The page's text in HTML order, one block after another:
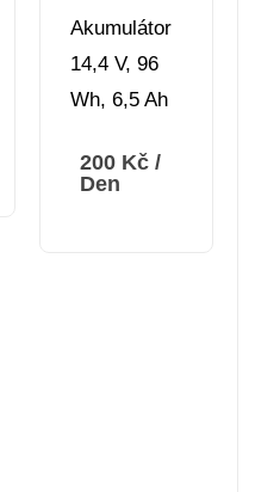
Akumulátor
14,4 V, 96
Wh, 6,5 Ah
200 Kč /
Den